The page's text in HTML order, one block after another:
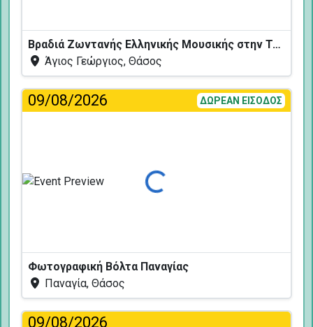
Βραδιά Ζωντανής Ελληνικής Μουσικής στην Ταβέρνα Κελάρι
Άγιος Γεώργιος, Θάσος
09/08/2026 ΔΩΡΕΑΝ ΕΙΣΟΔΟΣ
Φόρτωση...
Φωτογραφική Βόλτα Παναγίας
Παναγία, Θάσος
09/08/2026